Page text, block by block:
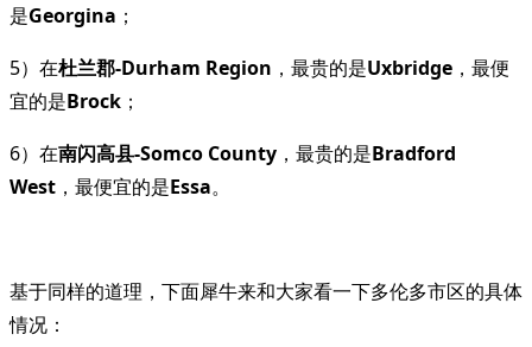
是Georgina ；
5）在杜兰郡-Durham Region ，最贵的是Uxbridge ，最便
宜的是Brock ；
6）在南闪高县-Somco County ，最贵的是Bradford
West ，最便宜的是Essa。
基于同样的道理，下面犀牛来和大家看一下多伦多市区的具体
情况：